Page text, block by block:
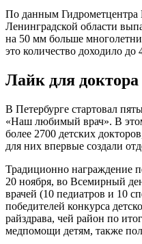
По данным Гидрометцентра
Ленинградской области
на 50 мм больше
это количество доходило до
Лайк для доктора
В Петербурге стартовал
«Наш любимый врач». В
более 2700 детских
для них впервые создали
Традиционно награждение
20 ноября, во Всемирный
врачей (10 педиатров и 10
победителей конкурса
райздрава, чей район по
медпомощи детям, также